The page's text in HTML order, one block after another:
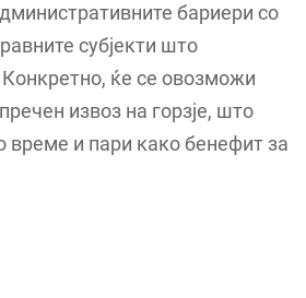
бариери со
субјекти што
Конкретно, ќе се овозможи
извоз на горзје, што
време и пари како бенефит за